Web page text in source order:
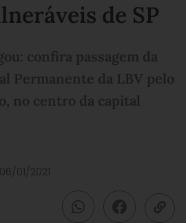
de SP
confira passagem da
Permanente da LBV pelo
no centro da capital
06/01/2021